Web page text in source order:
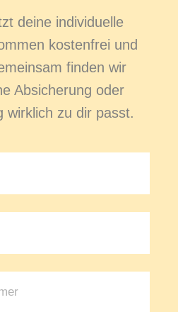
deine individuelle
kostenfrei und
finden wir
Absicherung oder
wirklich zu dir passt.